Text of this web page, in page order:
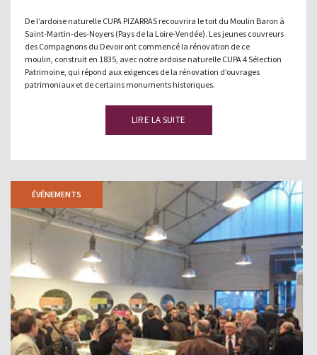
De l’ardoise naturelle CUPA PIZARRAS recouvrira le toit du Moulin Baron à
Saint-Martin-des-Noyers (Pays de la Loire-Vendée). Les jeunes couvreurs
des Compagnons du Devoir ont commencé la rénovation de ce
moulin, construit en 1835, avec notre ardoise naturelle CUPA 4 Sélection
Patrimoine, qui répond aux exigences de la rénovation d’ouvrages
patrimoniaux et de certains monuments historiques.
LIRE LA SUITE
ÉVÉNEMENTS